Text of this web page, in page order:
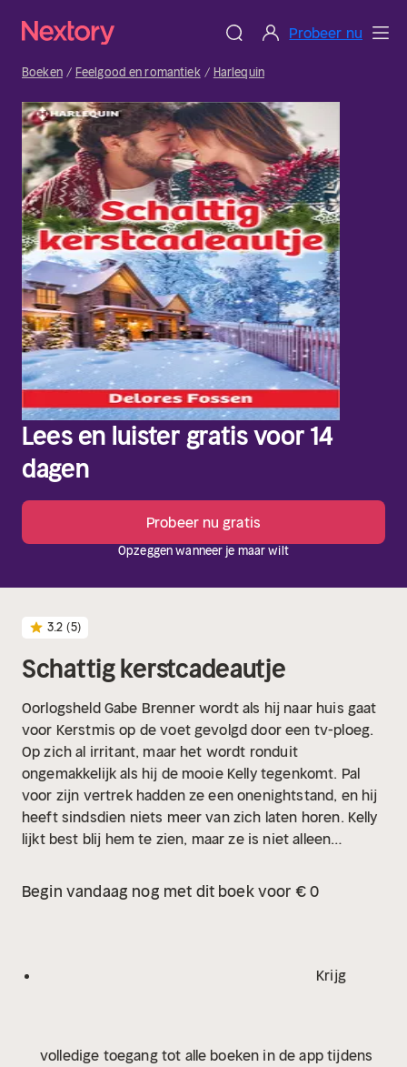
Probeer nu
Boeken Feelgood en romantiek Harlequin
Lees en luister gratis voor 14
dagen
Probeer nu gratis
Opzeggen wanneer je maar wilt
3.2 (5)
Schattig kerstcadeautje
Oorlogsheld Gabe Brenner wordt als hij naar huis gaat
voor Kerstmis op de voet gevolgd door een tv-ploeg.
Op zich al irritant, maar het wordt ronduit
ongemakkelijk als hij de mooie Kelly tegenkomt. Pal
voor zijn vertrek hadden ze een onenightstand, en hij
heeft sindsdien niets meer van zich laten horen. Kelly
lijkt best blij hem te zien, maar ze is niet alleen…
Begin vandaag nog met dit boek voor € 0
Krijg
volledige toegang tot alle boeken in de app tijdens